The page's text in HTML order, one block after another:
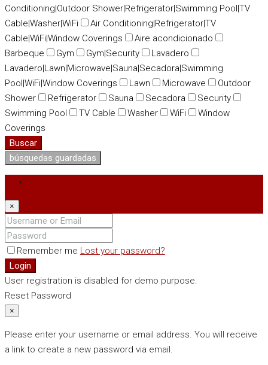
Conditioning|Outdoor Shower|Refrigerator|Swimming Pool|TV
Cable|Washer|WiFi
Air Conditioning|Refrigerator|TV
Cable|WiFi|Window Coverings
Aire acondicionado
Barbeque
Gym Gym|Security
Lavadero
Lavadero|Lawn|Microwave|Sauna|Secadora|Swimming
Pool|WiFi|Window Coverings
Lawn Microwave
Outdoor
Shower
Refrigerator Sauna Secadora
Security
Swimming Pool
TV Cable Washer WiFi
Window
Coverings
Buscar
búsquedas guardadas
×
Remember me Lost your password?
Login
User registration is disabled for demo purpose.
Reset Password
×
Please enter your username or email address. You will receive
a link to create a new password via email.